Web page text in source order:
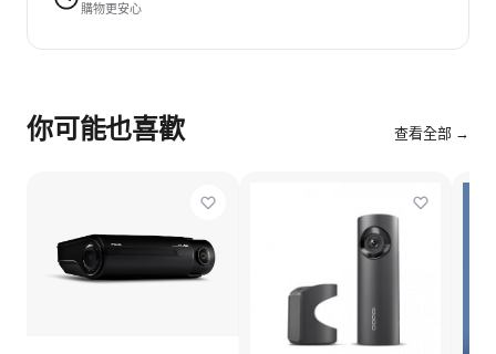
購物更安心
你可能也喜歡 查看全部 →